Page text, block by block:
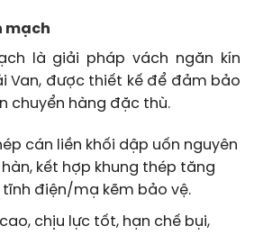
mạch
là giải pháp vách ngăn kín
Van, được thiết kế để đảm bảo
chuyển hàng đặc thù.
cán liền khối dập uốn nguyên
kết hợp khung thép tăng
điện/mạ kẽm bảo vệ.
chịu lực tốt, hạn chế bụi,